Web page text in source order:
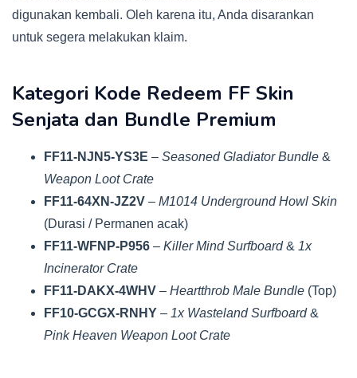
digunakan kembali. Oleh karena itu, Anda disarankan
untuk segera melakukan klaim.
Kategori Kode Redeem FF Skin
Senjata dan Bundle Premium
FF11-NJN5-YS3E – Seasoned Gladiator Bundle &
Weapon Loot Crate
FF11-64XN-JZ2V – M1014 Underground Howl Skin
(Durasi / Permanen acak)
FF11-WFNP-P956 – Killer Mind Surfboard& 1x
Incinerator Crate
FF11-DAKX-4WHV – Heartthrob Male Bundle (Top)
FF10-GCGX-RNHY – 1x Wasteland Surfboard&
Pink Heaven Weapon Loot Crate